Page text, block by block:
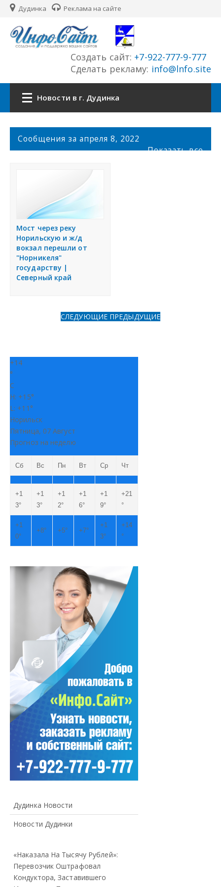
Дудинка Реклама на сайте
Создать сайт: +7-922-777-9-777
Сделать рекламу: info@lnfo.site
Новости в г. Дудинка
Главная
История города
Разместить объявление
Регионы России
Сообщения за апреля 8, 2022
Показать все
Мост через реку
Норильскую и ж/д
вокзал перешли от
"Норникеля"
государству |
Северный край
СЛЕДУЮЩИЕ ПРЕДЫДУЩИЕ
+14
°
C
H: +15°
L: +11°
Норильск
Пятница, 07 Август
Прогноз на неделю
Сб Вс Пн Вт Ср Чт
+1
3°
+1
3°
+1
2°
+1
6°
+1
9°
+21
°
+1
0°
+8° +5° +7°
+1
3°
+14
°
Дудинка Новости
Новости Дудинки
«Наказала На Тысячу Рублей»:
Перевозчик Оштрафовал
Кондуктора, Заставившего